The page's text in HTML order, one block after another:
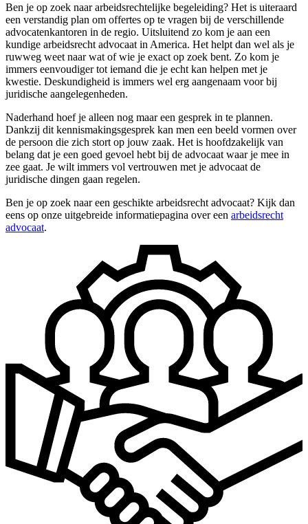
Ben je op zoek naar arbeidsrechtelijke begeleiding? Het is uiteraard
een verstandig plan om offertes op te vragen bij de verschillende
advocatenkantoren in de regio. Uitsluitend zo kom je aan een
kundige arbeidsrecht advocaat in America. Het helpt dan wel als je
ruwweg weet naar wat of wie je exact op zoek bent. Zo kom je
immers eenvoudiger tot iemand die je echt kan helpen met je
kwestie. Deskundigheid is immers wel erg aangenaam voor bij
juridische aangelegenheden.
Naderhand hoef je alleen nog maar een gesprek in te plannen.
Dankzij dit kennismakingsgesprek kan men een beeld vormen over
de persoon die zich stort op jouw zaak. Het is hoofdzakelijk van
belang dat je een goed gevoel hebt bij de advocaat waar je mee in
zee gaat. Je wilt immers vol vertrouwen met je advocaat de
juridische dingen gaan regelen.
Ben je op zoek naar een geschikte arbeidsrecht advocaat? Kijk dan
eens op onze uitgebreide informatiepagina over een arbeidsrecht
advocaat.